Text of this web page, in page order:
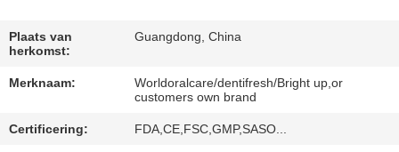
CONTACTEER
VERZOEK
Plaats van
herkomst:
Guangdong, China
Merknaam:
Worldoralcare/dentifresh/Bright up,or
customers own brand
Certificering: FDA,CE,FSC,GMP,SASO...